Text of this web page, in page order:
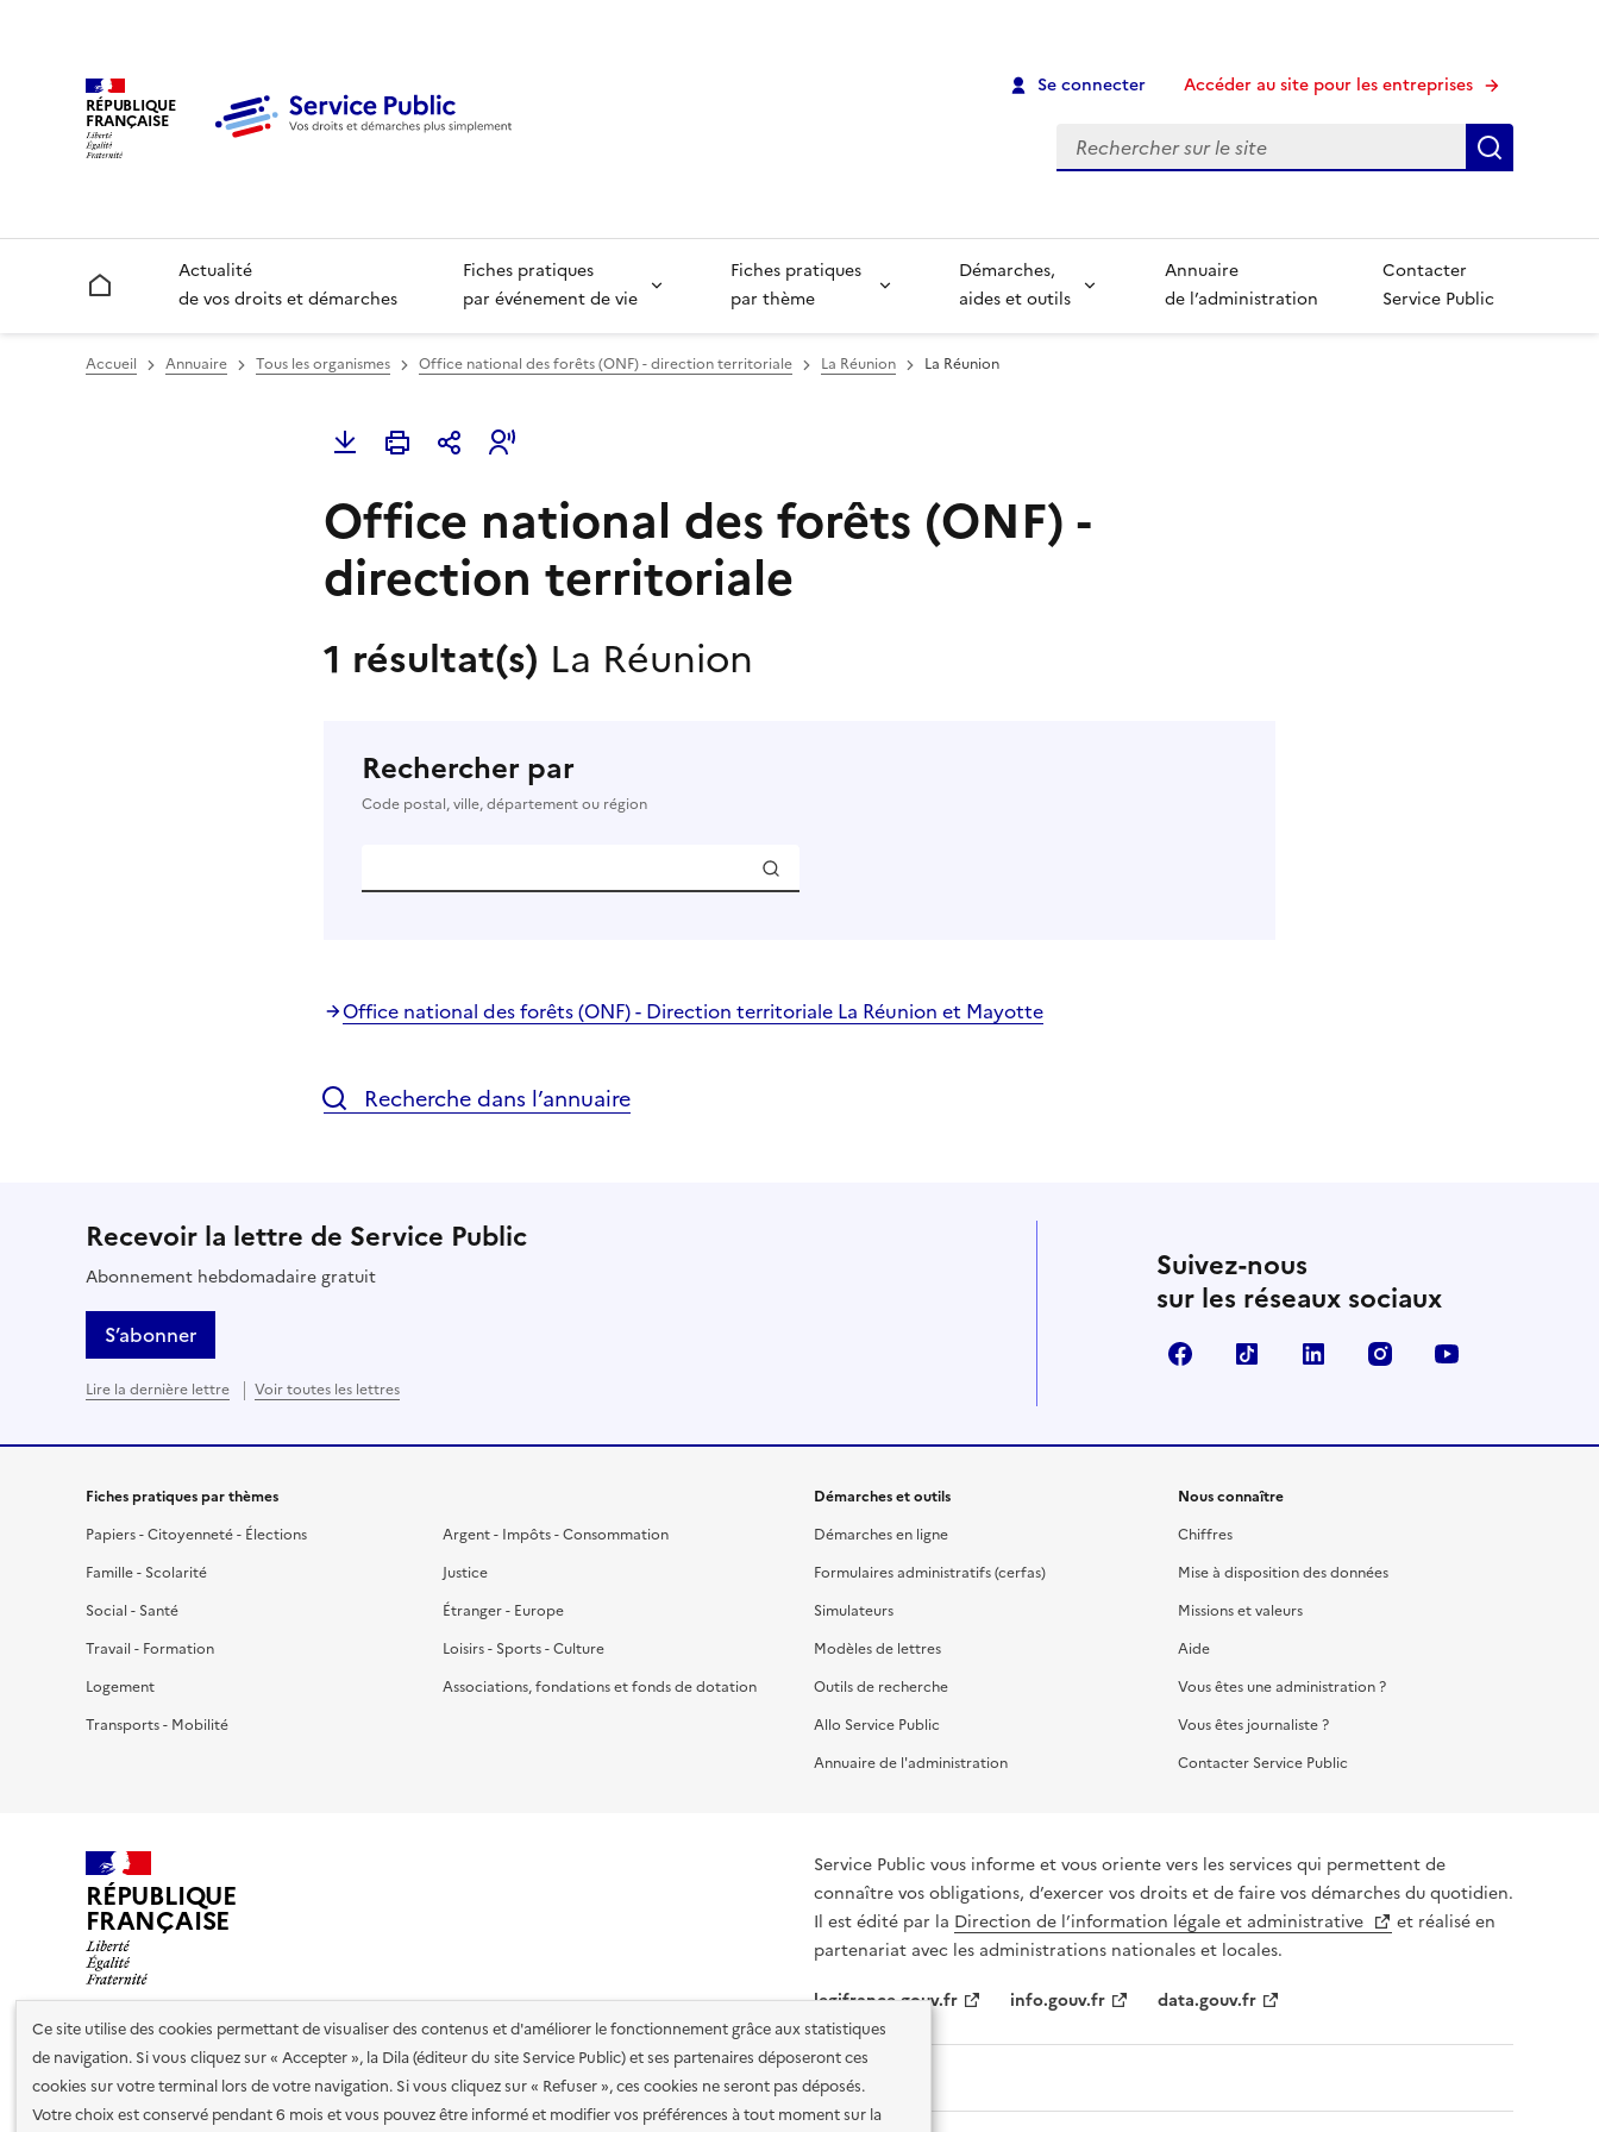
Ce site utilise des cookies permettant de visualiser des contenus et d'améliorer le fonctionnement grâce aux statistiques
de navigation. Si vous cliquez sur « Accepter », la Dila (éditeur du site Service Public) et ses partenaires déposeront ces
cookies sur votre terminal lors de votre navigation. Si vous cliquez sur « Refuser », ces cookies ne seront pas déposés.
Votre choix est conservé pendant 6 mois et vous pouvez être informé et modifier vos préférences à tout moment sur la
RÉPUBLIQUE
FRANÇAISE
Se connecter Accéder au site pour les entreprises
Recherche
Accueil
Actualité
de vos droits et démarches
Fiches pratiques
par événement de vie
Fiches pratiques
par thème
Démarches,
aides et outils
Annuaire
de l’administration
Contacter
Service Public
Accueil Annuaire Tous les organismes Office national des forêts (ONF) - direction territoriale La Réunion La Réunion
Office national des forêts (ONF) -
direction territoriale
1 résultat(s) La Réunion
Rechercher par
Code postal, ville, département ou région
Office national des forêts (ONF) - Direction territoriale La Réunion et Mayotte
Recherche dans l’annuaire
Recevoir la lettre de Service Public
Abonnement hebdomadaire gratuit
S’abonner
Lire la dernière lettre Voir toutes les lettres
Suivez-nous
sur les réseaux sociaux
FacebookTikTok LinkedIn Instagram
Fiches pratiques par thèmes
Papiers - Citoyenneté - Élections
Famille - Scolarité
Social - Santé
Travail - Formation
Logement
Transports - Mobilité
Argent - Impôts - Consommation
Justice
Étranger - Europe
Loisirs - Sports - Culture
Associations, fondations et fonds de dotation
Démarches et outils
Démarches en ligne
Formulaires administratifs (cerfas)
Simulateurs
Modèles de lettres
Outils de recherche
Allo Service Public
Annuaire de l'administration
Nous connaître
Chiffres
Mise à disposition des données
Missions et valeurs
Aide
Vous êtes une administration ?
Vous êtes journaliste ?
Contacter Service Public
RÉPUBLIQUE
FRANÇAISE
Service Public vous informe et vous oriente vers les services qui permettent de
connaître vos obligations, d’exercer vos droits et de faire vos démarches du quotidien.
Il est édité par la Direction de l’information légale et administrative
et réalisé en
partenariat avec les administrations nationales et locales.
legifrance.gouv.fr
info.gouv.fr data.gouv.fr
Nos partenaires